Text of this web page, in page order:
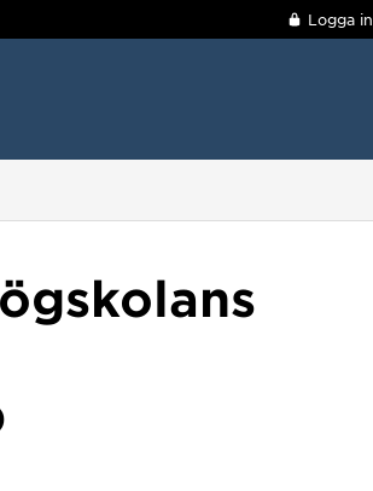
Logga in